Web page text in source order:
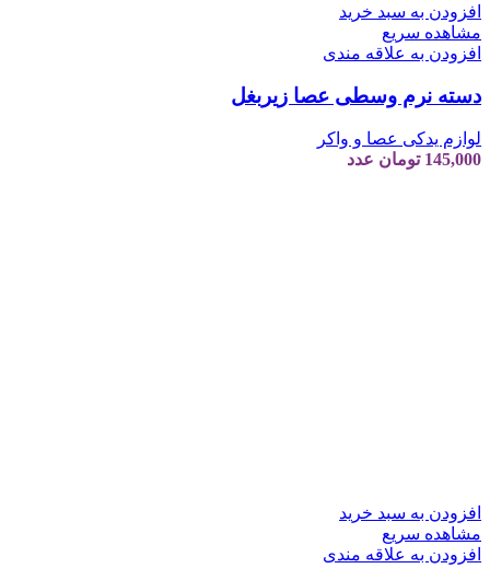
افزودن به سبد خرید
مشاهده سریع
افزودن به علاقه مندی
دسته نرم وسطی عصا زیربغل
لوازم یدکی عصا و واکر
145,000 تومان عدد
افزودن به سبد خرید
مشاهده سریع
افزودن به علاقه مندی